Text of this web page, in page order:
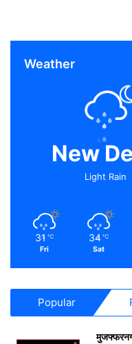
Weather
New
Light Rain
31 ℃
Fri
34 ℃
Sat
Popular